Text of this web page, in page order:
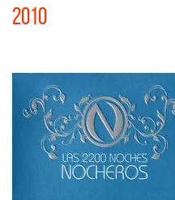
2010